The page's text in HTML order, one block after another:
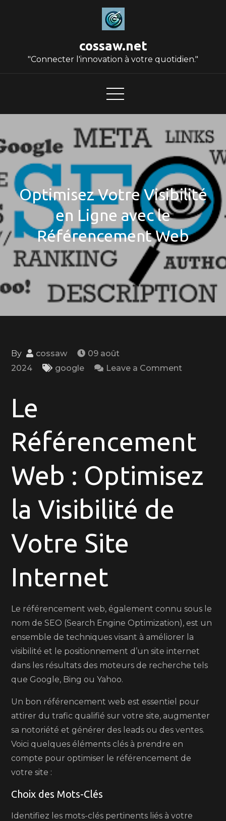
cossaw.net
"Connecter l'innovation à votre quotidien."
Optimisez Votre Visibilité
en Ligne avec le
Référencement Web
By cossaw
09 août
2024
google Leave a Comment
Ligne
avec
Le
Référencement
Web : Optimisez
la Visibilité de
Votre Site
Internet
Le référencement web, également connu sous le
nom de SEO (Search Engine Optimization), est un
ensemble de techniques visant à améliorer la
visibilité et le positionnement d’un site internet
dans les résultats des moteurs de recherche tels
que Google, Bing ou Yahoo.
Un bon référencement web est essentiel pour
attirer du trafic qualifié sur votre site, augmenter
sa notoriété et générer des leads ou des ventes.
Voici quelques éléments clés à prendre en
compte pour optimiser le référencement de
votre site :
Choix des Mots-Clés
Identifiez les mots-clés pertinents liés à votre